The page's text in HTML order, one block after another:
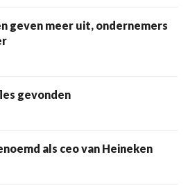
geven meer uit, ondernemers
gevonden
als ceo van Heineken